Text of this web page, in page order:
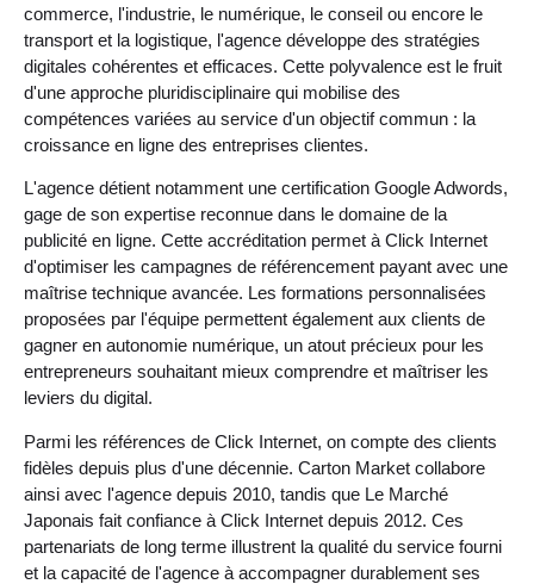
commerce, l'industrie, le numérique, le conseil ou encore le
transport et la logistique, l'agence développe des stratégies
digitales cohérentes et efficaces. Cette polyvalence est le fruit
d'une approche pluridisciplinaire qui mobilise des
compétences variées au service d'un objectif commun : la
croissance en ligne des entreprises clientes.
L'agence détient notamment une certification Google Adwords,
gage de son expertise reconnue dans le domaine de la
publicité en ligne. Cette accréditation permet à Click Internet
d'optimiser les campagnes de référencement payant avec une
maîtrise technique avancée. Les formations personnalisées
proposées par l'équipe permettent également aux clients de
gagner en autonomie numérique, un atout précieux pour les
entrepreneurs souhaitant mieux comprendre et maîtriser les
leviers du digital.
Parmi les références de Click Internet, on compte des clients
fidèles depuis plus d'une décennie. Carton Market collabore
ainsi avec l'agence depuis 2010, tandis que Le Marché
Japonais fait confiance à Click Internet depuis 2012. Ces
partenariats de long terme illustrent la qualité du service fourni
et la capacité de l'agence à accompagner durablement ses